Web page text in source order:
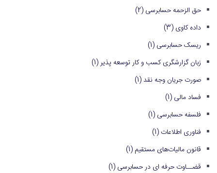
حق الزحمه حسابرسی (2)
داده کاوی (3)
ریسک حسابرسی (1)
زبان گزارشگری کسب و کار توسعه پذیر(1)
صورت جریان وجه نقد(1)
فساد مالی (1)
فلسفه حسابرسی (1)
فناوری اطلاعات (1)
قانون مالیات‌های مستقیم (1)
قضــاوت حرفه ای در حسابرسی (1)